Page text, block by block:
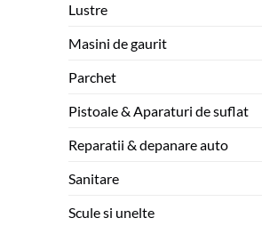
Lustre
Masini de gaurit
Parchet
Pistoale & Aparaturi de suflat
Reparatii & depanare auto
Sanitare
Scule si unelte